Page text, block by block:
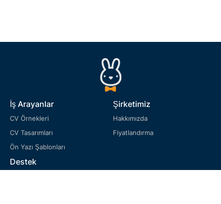
İş Arayanlar
CV Örnekleri
CV Tasarımları
Ön Yazı Şablonları
Şirketimiz
Hakkımızda
Fiyatlandırma
Destek